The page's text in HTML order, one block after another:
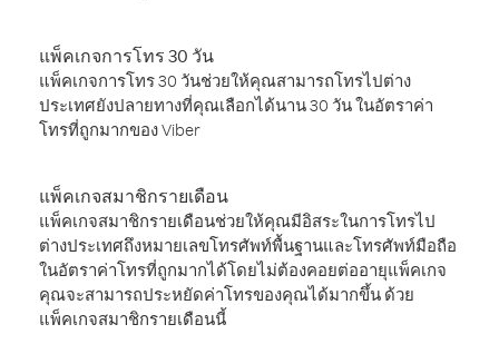
แพ็คเกจการโทร 30 วัน
แพ็คเกจการโทร 30 วันช่วยให้คุณสามารถโทรไปต่าง
ประเทศยังปลายทางที่คุณเลือกได้นาน 30 วัน ในอัตราค่า
โทรที่ถูกมากของ Viber
แพ็คเกจสมาชิกรายเดือน
แพ็คเกจสมาชิกรายเดือนช่วยให้คุณมีอิสระในการโทรไป
ต่างประเทศถึงหมายเลขโทรศัพท์พื้นฐานและโทรศัพท์มือถือ
ในอัตราค่าโทรที่ถูกมากได้โดยไม่ต้องคอยต่ออายุแพ็คเกจ
คุณจะสามารถประหยัดค่าโทรของคุณได้มากขึ้น ด้วย
แพ็คเกจสมาชิกรายเดือนนี้